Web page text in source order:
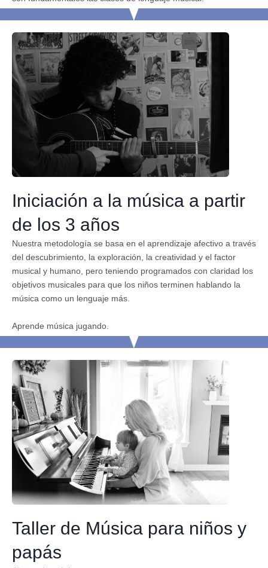
Iniciación a la música a partir
de los 3 años
Nuestra metodología se basa en el aprendizaje afectivo a través
del descubrimiento, la exploración, la creatividad y el factor
musical y humano, pero teniendo programados con claridad los
objetivos musicales para que los niños terminen hablando la
música como un lenguaje más.
Aprende música jugando.
Taller de Música para niños y
papás